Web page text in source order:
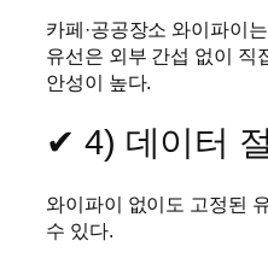
카페·공공장소 와이파이
유선은 외부 간섭 없이 직
안성이 높다.
✔ 4) 데이터
와이파이 없이도 고정된
수 있다.